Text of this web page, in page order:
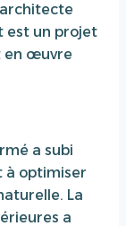
est un projet
en œuvre
a subi
à optimiser
La
a